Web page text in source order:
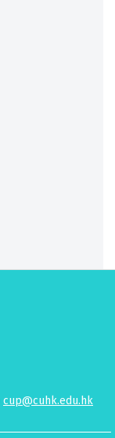
cup@cuhk.edu.hk